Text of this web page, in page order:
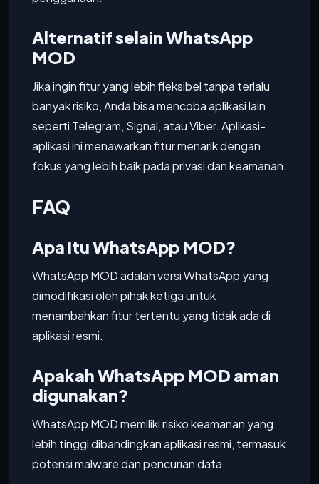
Alternatif selain WhatsApp
MOD
Jika ingin fitur yang lebih fleksibel tanpa terlalu
banyak risiko, Anda bisa mencoba aplikasi lain
seperti Telegram, Signal, atau Viber. Aplikasi-
aplikasi ini menawarkan fitur menarik dengan
fokus yang lebih baik pada privasi dan keamanan.
FAQ
Apa itu WhatsApp MOD?
WhatsApp MOD adalah versi WhatsApp yang
dimodifikasi oleh pihak ketiga untuk
menambahkan fitur tertentu yang tidak ada di
aplikasi resmi.
Apakah WhatsApp MOD aman
digunakan?
WhatsApp MOD memiliki risiko keamanan yang
lebih tinggi dibandingkan aplikasi resmi, termasuk
potensi malware dan pencurian data.